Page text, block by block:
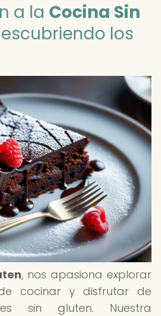
a la Cocina Sin
los
, nos apasiona explorar
cocinar y disfrutar de
sin gluten. Nuestra